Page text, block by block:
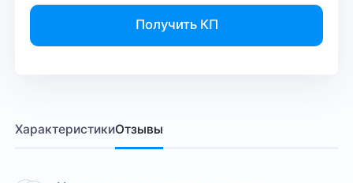
Получить КП
ХарактеристикиОтзывы